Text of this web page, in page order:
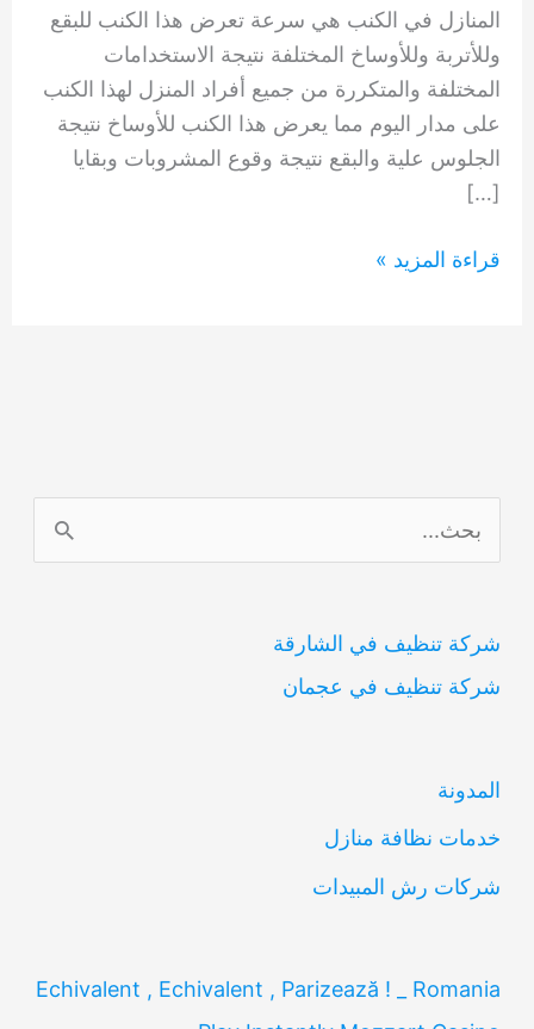
المنازل في الكنب هي سرعة تعرض هذا الكنب للبقع
وللأتربة وللأوساخ المختلفة نتيجة الاستخدامات
المختلفة والمتكررة من جميع أفراد المنزل لهذا الكنب
على مدار اليوم مما يعرض هذا الكنب للأوساخ نتيجة
الجلوس علية والبقع نتيجة وقوع المشروبات وبقايا
[…]
شركة
قراءة المزيد »
ل
ح
ث
شركة تنظيف في الشارقة
شركة تنظيف في عجمان
المدونة
خدمات نظافة منازل
شركات رش المبيدات
Echivalent , Echivalent , Parizează ! _ Romania